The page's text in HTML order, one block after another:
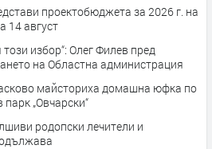
проектобюджета за 2026 г. на
14 август
избор“: Олег Филев пред
на Областна администрация
майсториха домашна юфка по
„Овчарски“
родопски лечители и